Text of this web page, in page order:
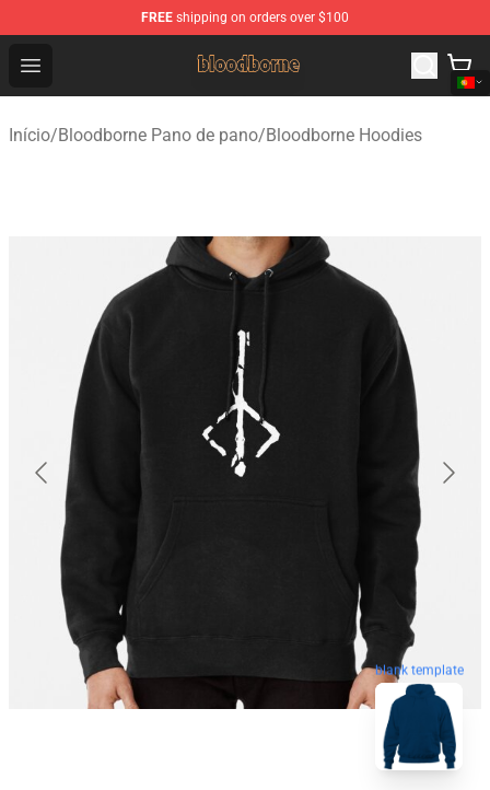
FREE shipping on orders over $100
Open menu
Bloodborne Shop - Official Bloodborne Merchandise
Início/Bloodborne Pano de pano/Bloodborne Hoodies
blank template